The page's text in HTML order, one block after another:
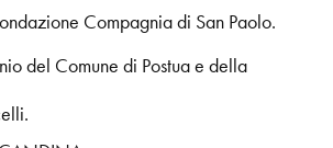
Compagnia di San Paolo.
del Comune di Postua e della